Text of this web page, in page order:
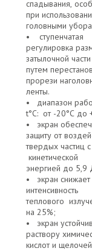
спадывания,
при
головными
• ступенчатая
регулировка
затылочной части
путем
прорези
ленты.
• диапазон
t°C: от -20°C до
• экран
защиту от
твердых частиц с
кинетической
энергией до 5,9
• экран снижает
интенсивность
теплового
на 25%;
• экран
раствору
кислот и щелочей